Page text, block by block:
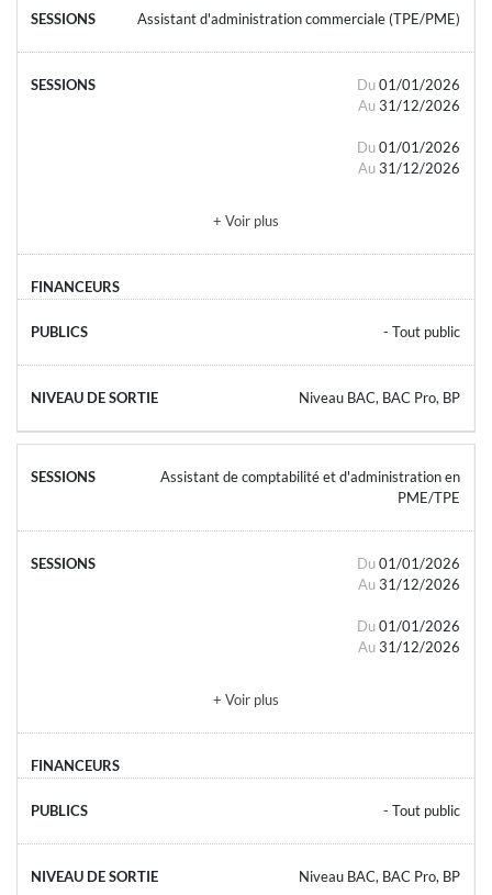
Assistant d'administration commerciale (TPE/PME)
Du 01/01/2026
Au 31/12/2026
Du 01/01/2026
Au 31/12/2026
+ Voir plus
- Tout public
Niveau BAC, BAC Pro, BP
Assistant de comptabilité et d'administration en
PME/TPE
Du 01/01/2026
Au 31/12/2026
Du 01/01/2026
Au 31/12/2026
+ Voir plus
- Tout public
Niveau BAC, BAC Pro, BP